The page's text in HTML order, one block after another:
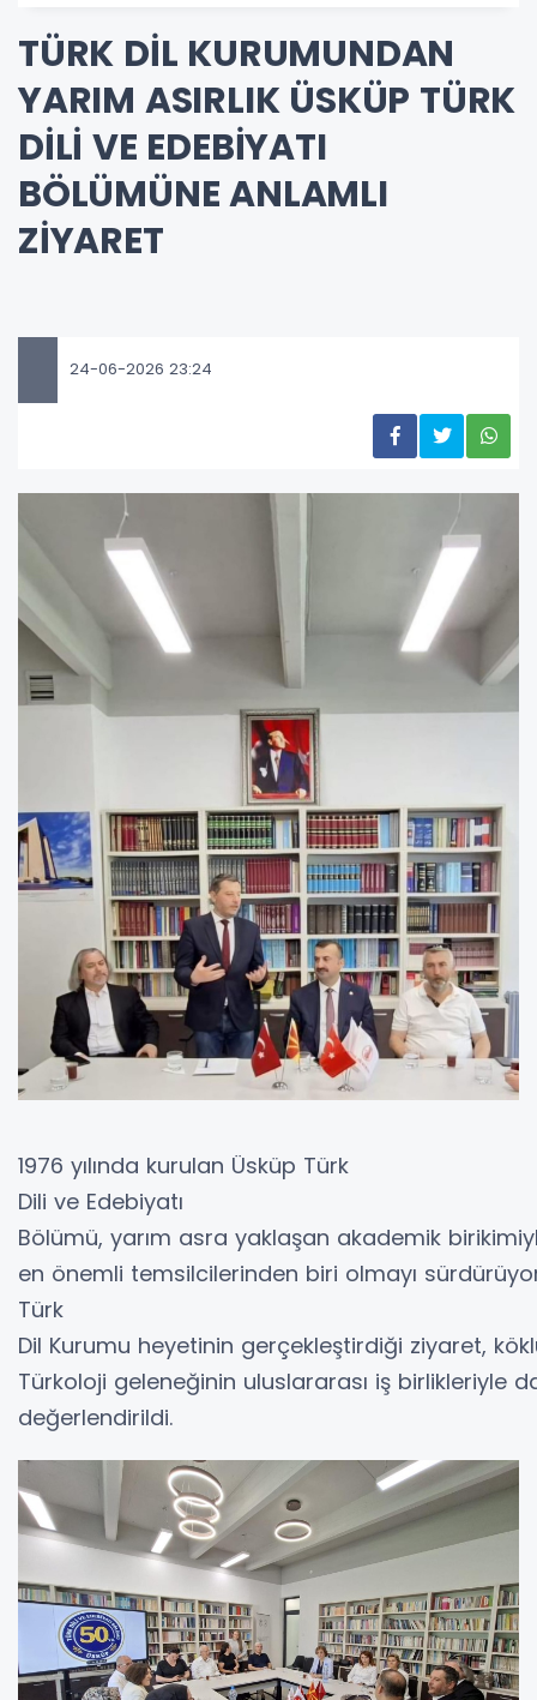
TÜRK DİL KURUMUNDAN
YARIM ASIRLIK ÜSKÜP TÜRK
DİLİ VE EDEBİYATI
BÖLÜMÜNE ANLAMLI
ZİYARET
24-06-2026 23:24
1976 yılında kurulan Üsküp Türk
Dili ve Edebiyatı
Bölümü, yarım asra yaklaşan akademik
en önemli temsilcilerinden biri olmayı
Türk
Dil Kurumu heyetinin gerçekleştirdiği ziyaret,
Türkoloji geleneğinin uluslararası iş birlikleriyle
değerlendirildi.